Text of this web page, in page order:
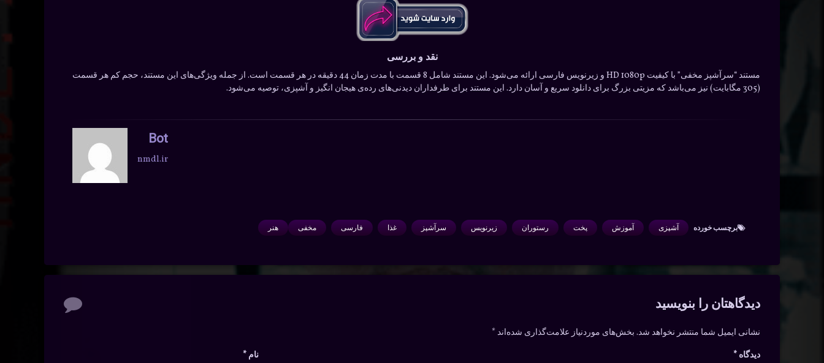
نقد و بررسی
مستند “سرآشپز مخفی” با کیفیت HD 1080p و زیرنویس فارسی ارائه می‌شود. این مستند شامل 8 قسمت با مدت زمان 44 دقیقه در هر قسمت است. از جمله ویژگی‌های این مستند، حجم کم هر قسمت
(305 مگابایت) نیز می‌باشد که مزیتی بزرگ برای دانلود سریع و آسان دارد. این مستند برای طرفداران دیدنی‌های رده‌ی هیجان انگیز و آشپزی، توصیه می‌شود.
Bot
nmdl.ir
برچسب‌ خورده آشپزی آموزش پخت رستوران زیرنویس سرآشپز غذا فارسی مخفی هنر
دیدگاه‌ها
دیدگاهتان را بنویسید
نشانی ایمیل شما منتشر نخواهد شد. بخش‌های موردنیاز علامت‌گذاری شده‌اند*
دیدگاه * نام *